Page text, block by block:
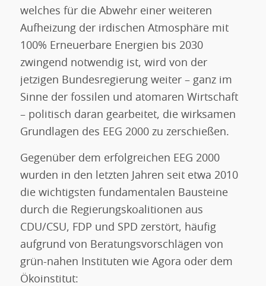
welches für die Abwehr einer weiteren
Aufheizung der irdischen Atmosphäre mit
100% Erneuerbare Energien bis 2030
zwingend notwendig ist, wird von der
jetzigen Bundesregierung weiter – ganz im
Sinne der fossilen und atomaren Wirtschaft
– politisch daran gearbeitet, die wirksamen
Grundlagen des EEG 2000 zu zerschießen.
Gegenüber dem erfolgreichen EEG 2000
wurden in den letzten Jahren seit etwa 2010
die wichtigsten fundamentalen Bausteine
durch die Regierungskoalitionen aus
CDU/CSU, FDP und SPD zerstört, häufig
aufgrund von Beratungsvorschlägen von
grün-nahen Instituten wie Agora oder dem
Ökoinstitut: